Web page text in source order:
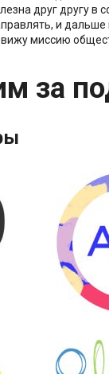
друг другу в
и
миссию
за